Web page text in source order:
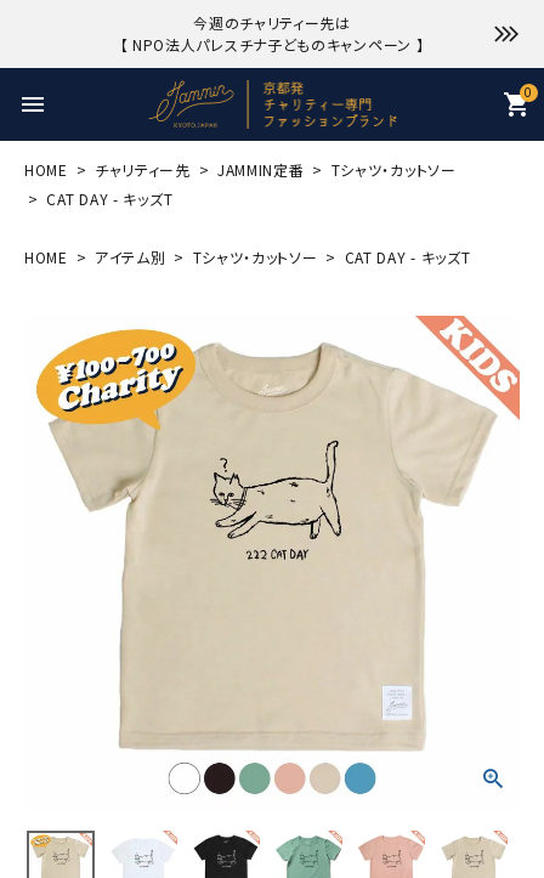
今週のチャリティー先は
【 NPO法人パレスチナ子どものキャンペーン 】
menu 0
shopping_cart
HOME チャリティー先 JAMMIN定番
Tシャツ・カットソー
CAT DAY - キッズT
HOME アイテム別 Tシャツ・カットソー CAT DAY - キッズT